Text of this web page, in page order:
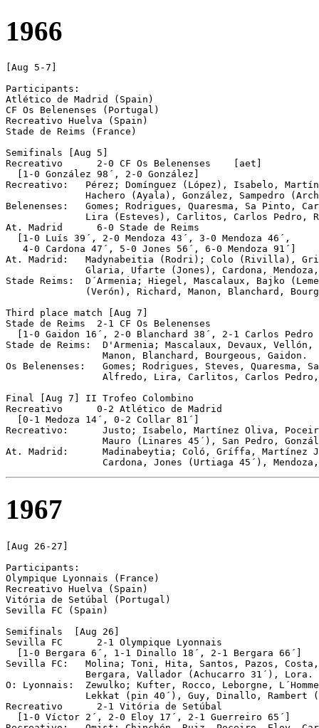
1966
[Aug 5-7]
Participants:
Atlético de Madrid (Spain)
CF Os Belenenses (Portugal)
Recreativo Huelva (Spain)
Stade de Reims (France)
Semifinals [Aug 5]
Recreativo	2-0 CF Os Belenenses    [aet]
  [1-0 González 98´, 2-0 González]
Recreativo:   Pérez; Domínguez (López), Isabelo,
Hachero (Ayala), González, Sampedro
Belenenses:   Gomes; Rodrigues, Quaresma, Sa Pinto,
Lira (Esteves), Carlitos, Carlos Pedro,
At. Madrid 	6-0 Stade de Reims
  [1-0 Luís 39´, 2-0 Mendoza 43´, 3-0 Mendoza 46´,
   4-0 Cardona 47´, 5-0 Jones 56´, 6-0 Mendoza 91´]
At. Madrid:   Madynabeitia (Rodri); Colo (Rivilla),
Glaria, Ufarte (Jones), Cardona,
Stade Reims:  D´Armenia; Hiegel, Mascalaux, Bajko
(Verón), Richard, Manon, Blanchard,
Third place match [Aug 7]
Stade de Reims 	2-1 CF Os Belenenses
[1-0 Gaidon 16´, 2-0 Blanchard 38´, 2-1 Carlos Pedro
Stade de Reims:  D'Armenia; Mascalaux, Devaux,
                 Manon, Blanchard, Bourgeous, Gaidon.
Os Belenenses:   Gomes; Rodrigues, Steves, Quaresma,
Alfredo, Lira, Carlitos, Carlos
Final [Aug 7] II Trofeo Colombino
Recreativo	0-2 Atlético de Madrid
  [0-1 Medoza 14´, 0-2 Collar 81´]
Recreativo:      Justo; Isabelo, Martínez Oliva,
Mauro (Linares 45´), San Pedro,
At. Madrid:      Madinabeytia; Coló, Gríffa, Martínez
1967
[Aug 26-27]
Participants:
Olympique Lyonnais (France)
Recreativo Huelva (Spain)
Vitória de Setúbal (Portugal)
Sevilla FC (Spain)
Semifinals  [Aug 26]
Sevilla	FC	2-1 Olympique Lyonnais
  [1-0 Bergara 6´, 1-1 Dinallo 18´, 2-1 Bergara 66´]
Sevilla FC:   Molina; Toni, Hita, Santos, Pazos,
              Bergara, Vallador (Achucarro 31´), Lora.
O: Lyonnais:  Zewulko; Kufter, Rocco, Leborgne,
Lekkat (pin 40´), Guy, Dinallo, Rambert
Recreativo	2-1 Vitória de Setúbal
  [1-0 Víctor 2´, 2-0 Eloy 17´, 2-1 Guerreiro 65´]